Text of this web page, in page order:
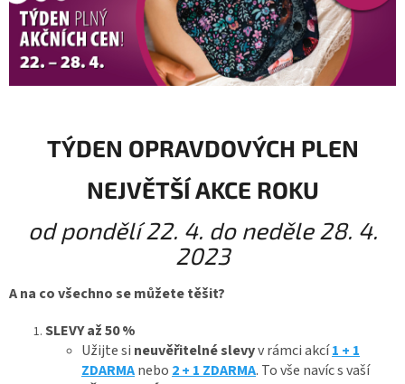
TÝDEN OPRAVDOVÝCH PLEN
NEJVĚTŠÍ AKCE ROKU
od pondělí 22. 4. do neděle 28. 4.
2023
A na co všechno se můžete těšit?
SLEVYaž 50 %
Užijte si neuvěřitelné slevyv rámci akcí1 + 1
ZDARMAnebo 2 + 1 ZDARMA. To vše navíc s vaší